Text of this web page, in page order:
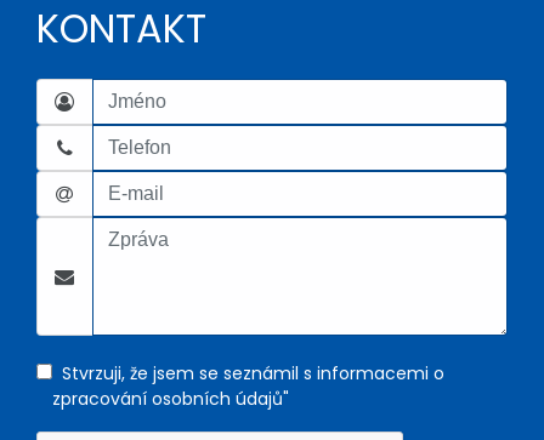
KONTAKT
Stvrzuji, že jsem se seznámil s informacemi o
zpracování osobních údajů"